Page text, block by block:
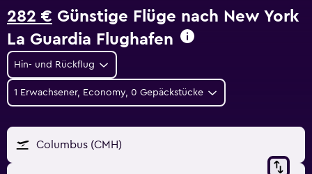
282 € Günstige Flüge nach New York
La Guardia Flughafen
Hin- und Rückflug
1 Erwachsener, Economy, 0 Gepäckstücke
Columbus (CMH)